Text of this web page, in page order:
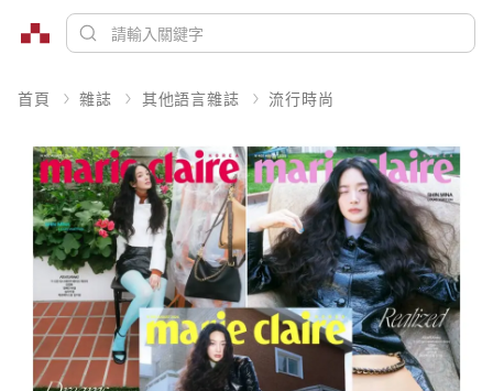
首頁 雜誌 其他語言雜誌 流行時尚